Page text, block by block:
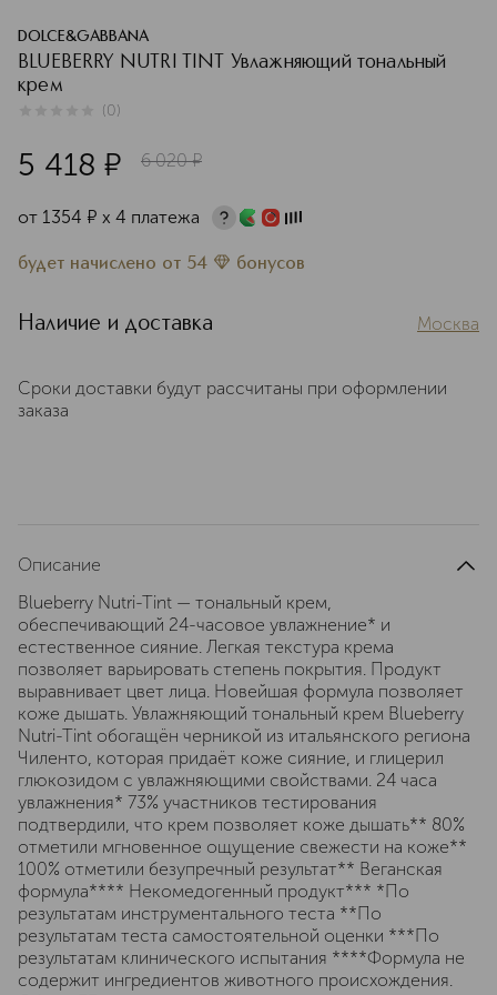
DOLCE&GABBANA
BLUEBERRY NUTRI TINT Увлажняющий тональный
крем
(0)
5 418 ¤ 6 020 ¤
от 1354 ¤ х 4 платежа
будет начислено от 54 бонусов
Наличие и доставка Москва
Сроки доставки будут рассчитаны при оформлении
заказа
Описание
Blueberry Nutri-Tint — тональный крем,
обеспечивающий 24-часовое увлажнение* и
естественное сияние. Легкая текстура крема
позволяет варьировать степень покрытия. Продукт
выравнивает цвет лица. Новейшая формула позволяет
коже дышать. Увлажняющий тональный крем Blueberry
Nutri-Tint обогащён черникой из итальянского региона
Чиленто, которая придаёт коже сияние, и глицерил
глюкозидом с увлажняющими свойствами. 24 часа
увлажнения* 73% участников тестирования
подтвердили, что крем позволяет коже дышать** 80%
отметили мгновенное ощущение свежести на коже**
100% отметили безупречный результат** Веганская
формула**** Некомедогенный продукт*** *По
результатам инструментального теста **По
результатам теста самостоятельной оценки ***По
результатам клинического испытания ****Формула не
содержит ингредиентов животного происхождения.